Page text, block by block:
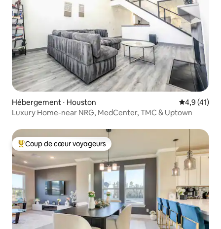
Hébergement ⋅ Houston Évaluation
4,9 (41)
Luxury Home-near NRG, MedCenter, TMC & Uptown
Coups de cœur voyageurs les plus appréciés
Coup de cœur voyageurs